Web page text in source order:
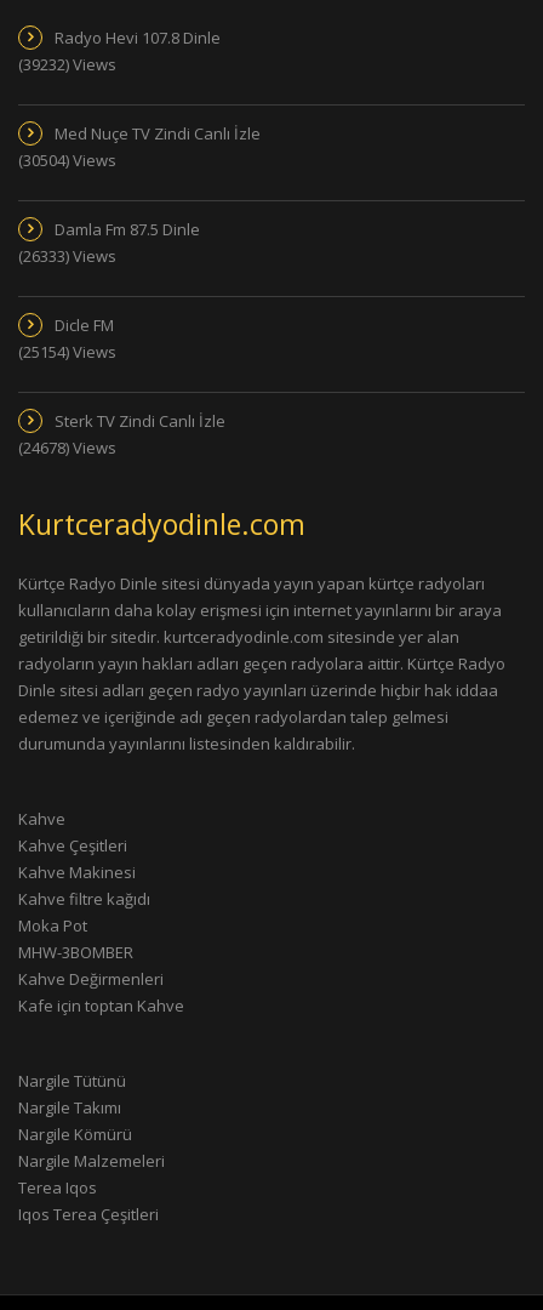
Radyo Hevi 107.8 Dinle
(39232) Views
Med Nuçe TV Zindi Canlı İzle
(30504) Views
Damla Fm 87.5 Dinle
(26333) Views
Dicle FM
(25154) Views
Sterk TV Zindi Canlı İzle
(24678) Views
Kurtceradyodinle.com
Kürtçe Radyo Dinle sitesi dünyada yayın yapan kürtçe radyoları
kullanıcıların daha kolay erişmesi için internet yayınlarını bir araya
getirildiği bir sitedir. kurtceradyodinle.com sitesinde yer alan
radyoların yayın hakları adları geçen radyolara aittir. Kürtçe Radyo
Dinle sitesi adları geçen radyo yayınları üzerinde hiçbir hak iddaa
edemez ve içeriğinde adı geçen radyolardan talep gelmesi
durumunda yayınlarını listesinden kaldırabilir.
Kahve
Kahve Çeşitleri
Kahve Makinesi
Kahve filtre kağıdı
Moka Pot
MHW-3BOMBER
Kahve Değirmenleri
Kafe için toptan Kahve
Nargile Tütünü
Nargile Takımı
Nargile Kömürü
Nargile Malzemeleri
Terea Iqos
Iqos Terea Çeşitleri